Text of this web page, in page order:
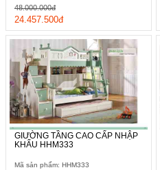
24.457.500đ
48.000.000đ
GIƯỜNG TẦNG CAO CẤP NHẬP
KHẨU HHM333
Mã sản phẩm: HHM333